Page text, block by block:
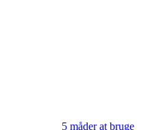
5 måder at bruge